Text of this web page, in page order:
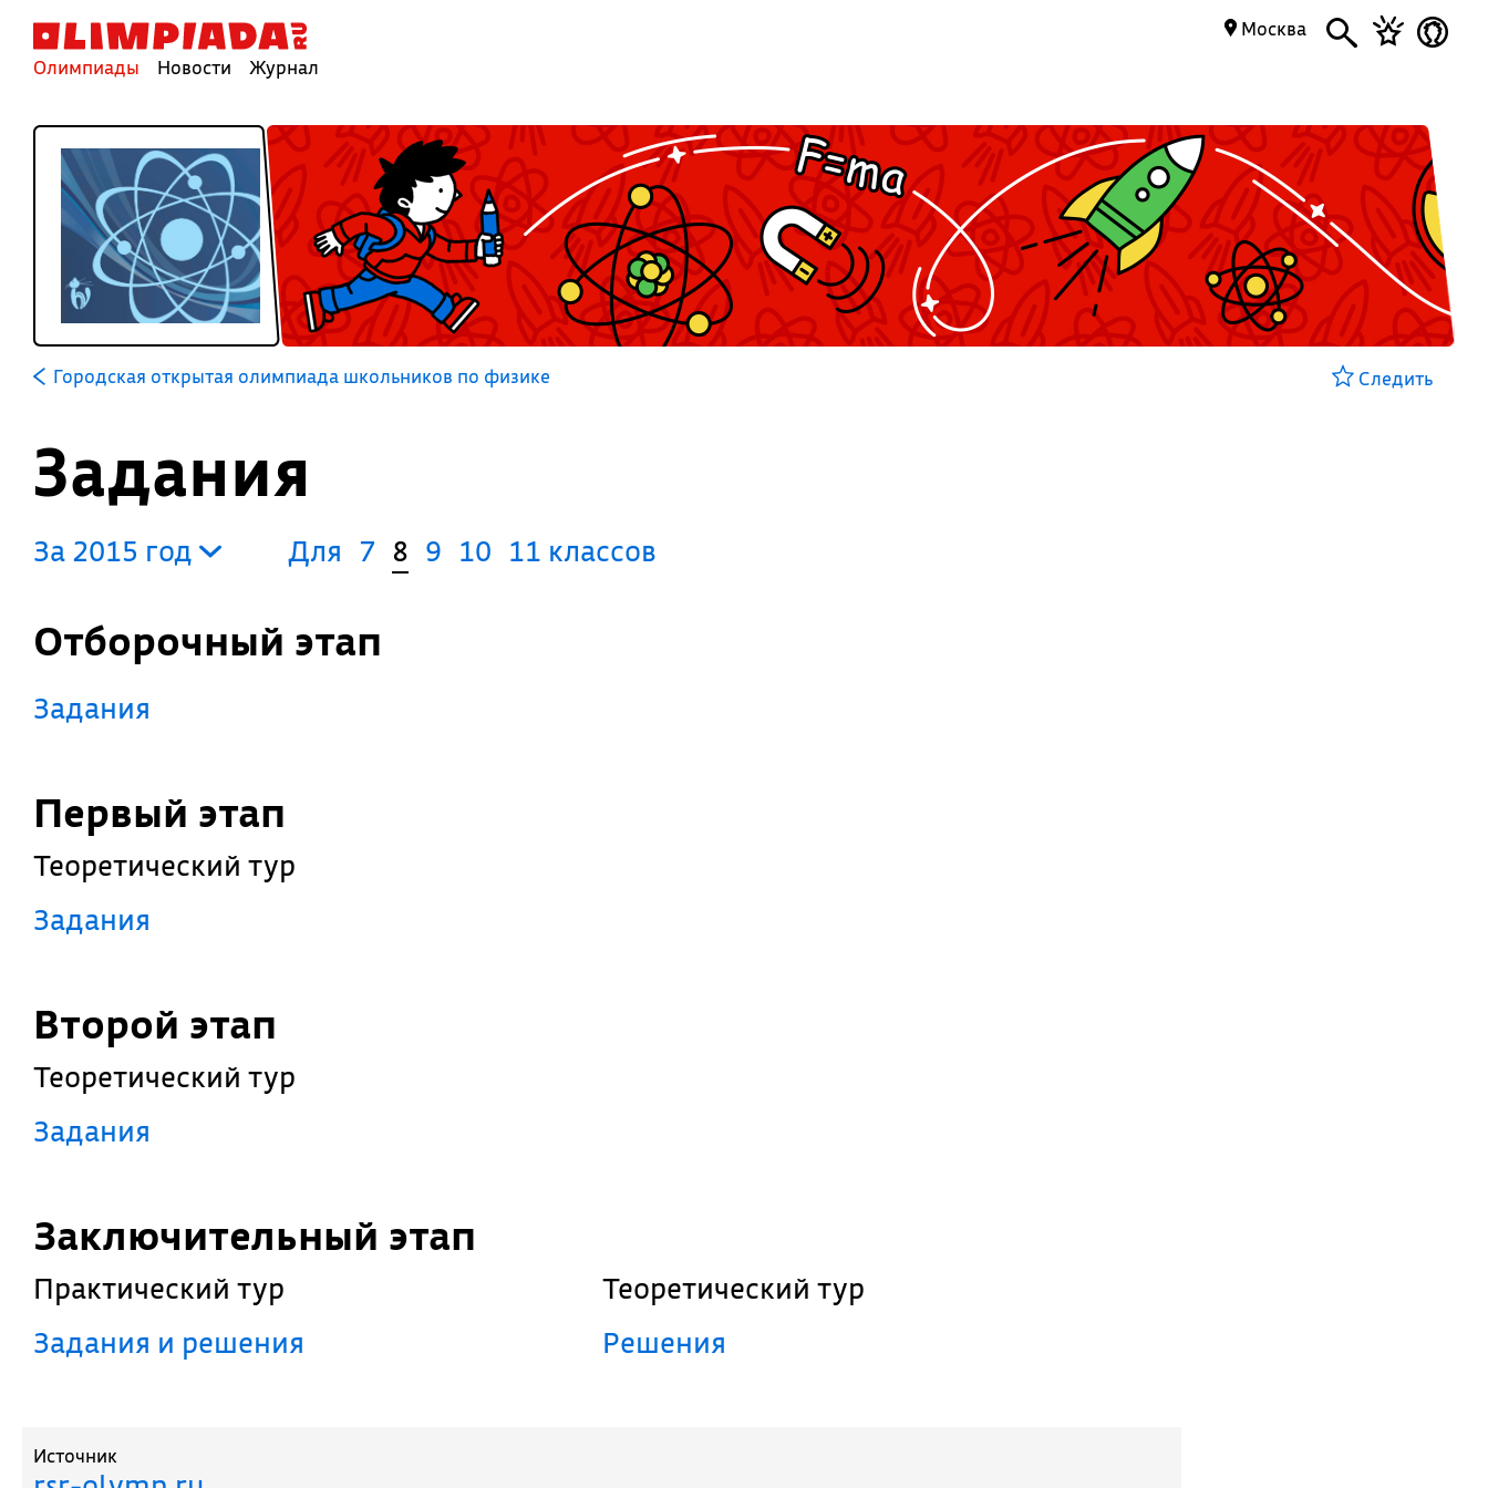
Олимпиады Новости Журнал
Москва
Городская открытая олимпиада школьников по физике Следить
Задания
За 2015 год Для 7 8 9 10 11 классов
Отборочный этап
Задания
Первый этап
Теоретический тур
Задания
Второй этап
Теоретический тур
Задания
Заключительный этап
Практический тур
Задания и решения
Теоретический тур
Решения
Источник